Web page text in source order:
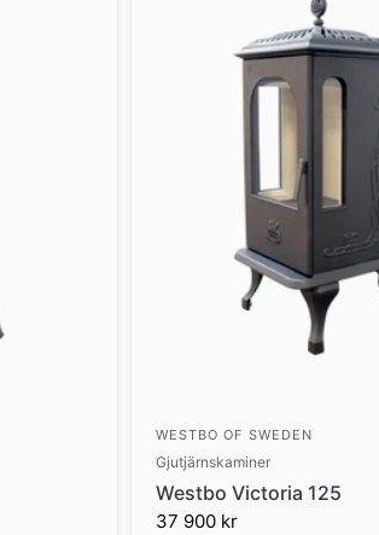
WESTBO OF SWEDEN
Gjutjärnskaminer
Westbo Victoria 125
37 900 kr